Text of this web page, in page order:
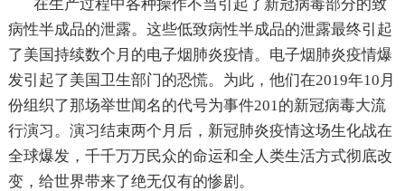
在生产过程中各种操作不当引起了新冠病毒部分的致
病性半成品的泄露。这些低致病性半成品的泄露最终引起
了美国持续数个月的电子烟肺炎疫情。电子烟肺炎疫情爆
发引起了美国卫生部门的恐慌。为此，他们在2019年10月
份组织了那场举世闻名的代号为事件201的新冠病毒大流
行演习。演习结束两个月后，新冠肺炎疫情这场生化战在
全球爆发，千千万万民众的命运和全人类生活方式彻底改
变，给世界带来了绝无仅有的惨剧。